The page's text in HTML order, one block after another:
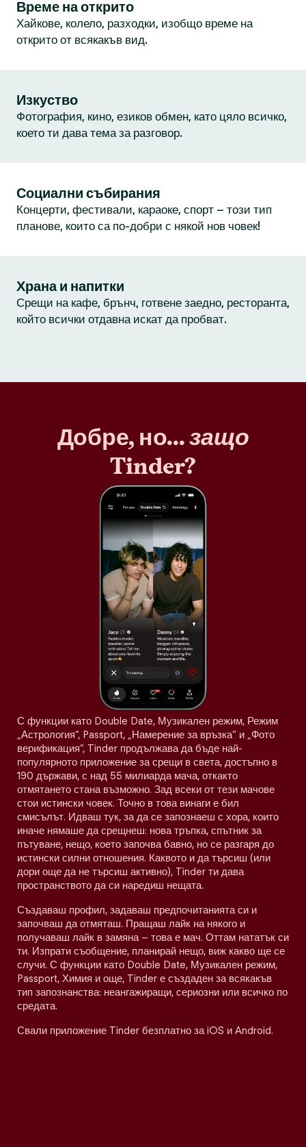
Време на открито
Хайкове, колело, разходки, изобщо време на
открито от всякакъв вид.
Изкуство
Фотография, кино, езиков обмен, като цяло всичко,
което ти дава тема за разговор.
Социални събирания
Концерти, фестивали, караоке, спорт – този тип
планове, които са по-добри с някой нов човек!
Храна и напитки
Срещи на кафе, брънч, готвене заедно, ресторанта,
който всички отдавна искат да пробват.
Добре, но...защо
Tinder?
С функции като Double Date, Музикален режим, Режим
„Астрология“, Passport, „Намерение за връзка“ и „Фото
верификация“, Tinder продължава да бъде най-
популярното приложение за срещи в света, достъпно в
190 държави, с над 55 милиарда мача, откакто
отмятането стана възможно. Зад всеки от тези мачове
стои истински човек. Точно в това винаги е бил
смисълът. Идваш тук, за да се запознаеш с хора, които
иначе нямаше да срещнеш: нова тръпка, спътник за
пътуване, нещо, което започва бавно, но се разгаря до
истински силни отношения. Каквото и да търсиш (или
дори още да не търсиш активно), Tinder ти дава
пространството да си наредиш нещата.
Създаваш профил, задаваш предпочитанията си и
започваш да отмяташ. Пращаш лайк на някого и
получаваш лайк в замяна – това е мач. Оттам нататък си
ти. Изпрати съобщение, планирай нещо, виж какво ще се
случи. С функции като Double Date, Музикален режим,
Passport, Химия и още, Tinder е създаден за всякакъв
тип запознанства: неангажиращи, сериозни или всичко по
средата.
Свали приложение Tinder безплатно за iOS и Android.